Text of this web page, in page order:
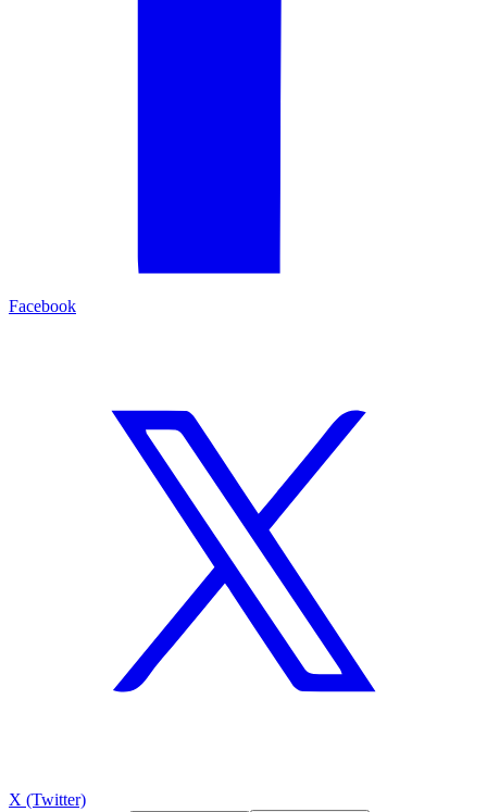
Facebook
X (Twitter)